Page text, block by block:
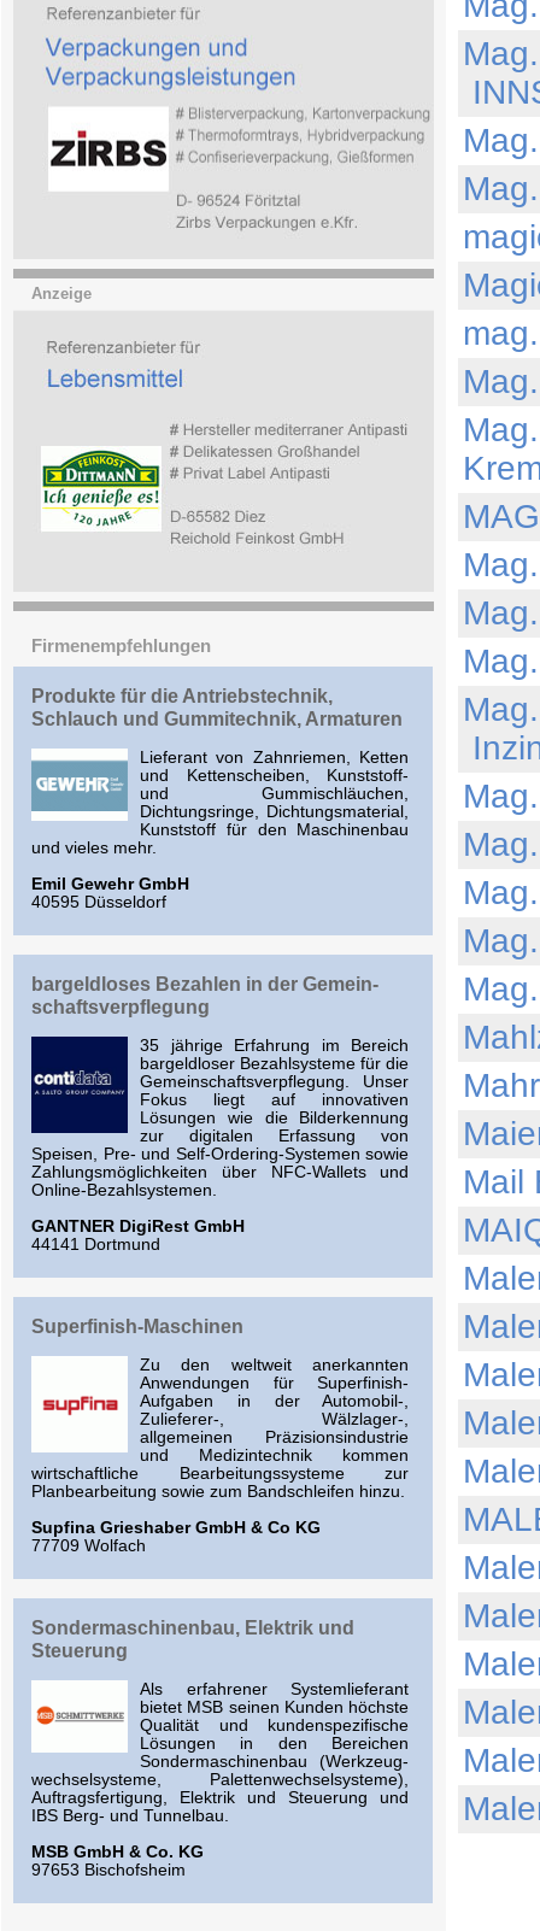
Anzeige
Firmenempfehlungen
Produkte für die Antriebstechnik,
Schlauch und Gummitechnik, Armaturen
Lieferant von Zahnriemen, Ketten
und Kettenscheiben, Kunststoff-
und Gummischläuchen,
Dichtungsringe, Dichtungsmaterial,
Kunststoff für den Maschinenbau
und vieles mehr.
Emil Gewehr GmbH
40595 Düsseldorf
bargeld­loses Bezahlen in der Gemein­
schafts­verpflegung
35 jährige Erfahrung im Bereich
bargeldloser Bezahlsysteme für die
Gemeinschaftsverpflegung. Unser
Fokus liegt auf innovativen
Lösungen wie die Bilderkennung
zur digitalen Erfassung von
Speisen, Pre- und Self-Ordering-Systemen sowie
Zahlungsmöglichkeiten über NFC-Wallets und
Online-Bezahlsystemen.
GANTNER DigiRest GmbH
44141 Dortmund
Superfinish-Maschinen
Zu den weltweit anerkannten
Anwendungen für Superfinish-
Aufgaben in der Automobil-,
Zulieferer-, Wälzlager-,
allgemeinen Präzisionsindustrie
und Medizintechnik kommen
wirtschaftliche Bearbeitungssysteme zur
Planbearbeitung sowie zum Bandschleifen hinzu.
Supfina Grieshaber GmbH & Co KG
77709 Wolfach
Sondermaschinenbau, Elektrik und
Steuerung
Als erfahrener Systemlieferant
bietet MSB seinen Kunden höchste
Qualität und kundenspezifische
Lösungen in den Bereichen
Sondermaschinenbau (Werkzeug-
wechselsysteme, Palettenwechselsysteme),
Auftragsfertigung, Elektrik und Steuerung und
IBS Berg- und Tunnelbau.
MSB GmbH & Co. KG
97653 Bischofsheim